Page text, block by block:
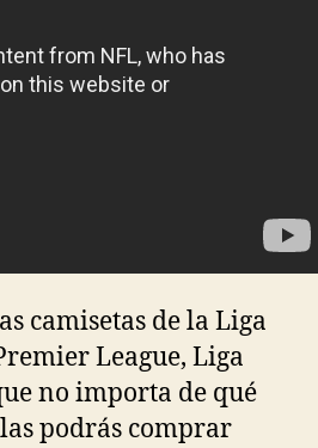
camisetas de la Liga
League, Liga
no importa de qué
podrás comprar